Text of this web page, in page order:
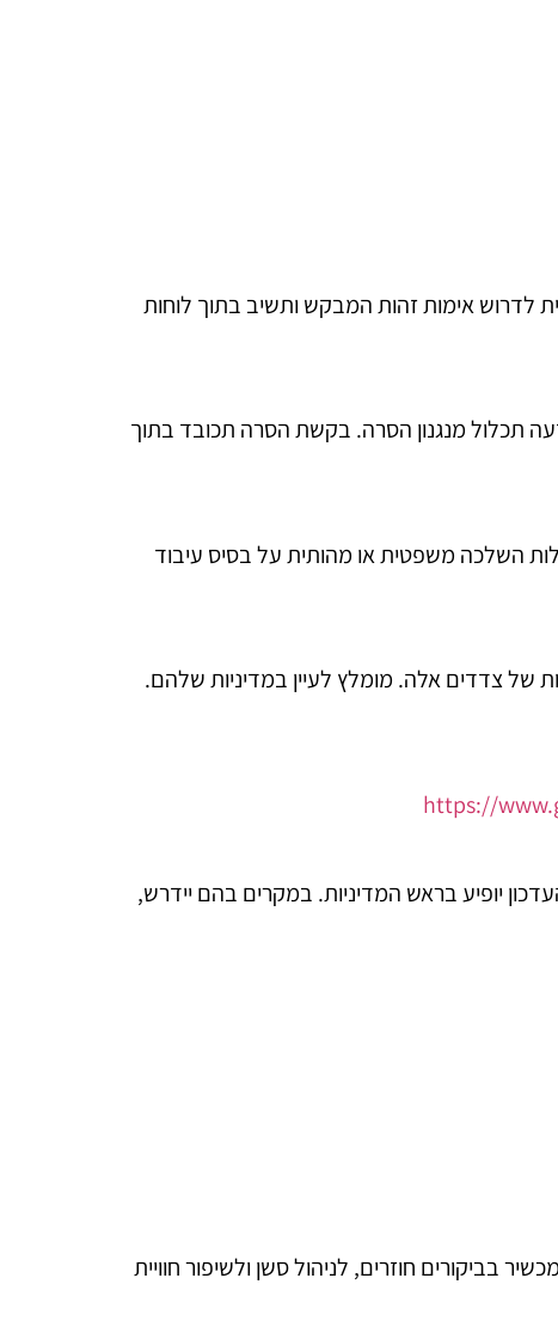
לדרוש אימות זהות המבקש ותשיב בתוך לוחות
תכלול מנגנון הסרה. בקשת הסרה תכובד בתוך
השלכה משפטית או מהותית על בסיס עיבוד
של צדדים אלה. מומלץ לעיין במדיניות שלהם.
https://
יופיע בראש המדיניות. במקרים בהם יידרש,
בביקורים חוזרים, לניהול סשן ולשיפור חוויית